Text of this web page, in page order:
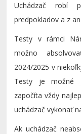
Uchádzač robí
predpokladov a z
Testy v rámci
možno
2024/2025 v
Testy je možné
započíta vždy
uchádzač vykonať
Ak uchádzač